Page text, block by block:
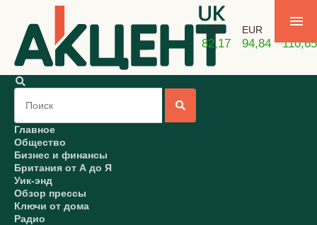
USD
82,17
EUR
94,84 110,65
Главное
Общество
Бизнес и финансы
Британия от А до Я
Уик-энд
Обзор прессы
Ключи от дома
Радио